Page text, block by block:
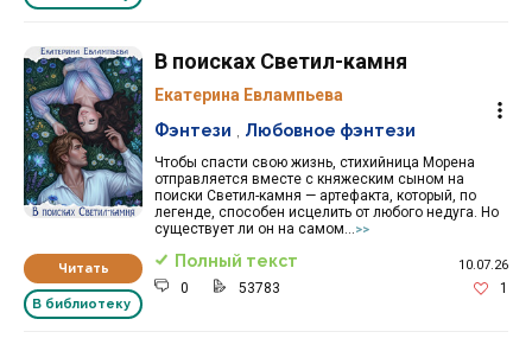
Читать
В библиотеку
В поисках Светил-камня
Екатерина Евлампьева
Чтобы спасти свою жизнь, стихийница Морена
отправляется вместе с княжеским сыном на
поиски Светил-камня — артефакта, который, по
легенде, способен исцелить от любого недуга. Но
существует ли он на самом...>>
Фэнтези Любовное фэнтези
Полный текст 10.07.26
0 53783 1